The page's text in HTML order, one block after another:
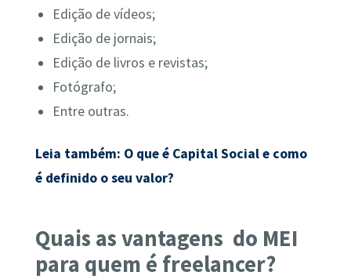
Edição de vídeos;
Edição de jornais;
Edição de livros e revistas;
Fotógrafo;
Entre outras.
Leia também: O que é Capital Social e como
é definido o seu valor?
Quais as vantagens do MEI
para quem é freelancer?